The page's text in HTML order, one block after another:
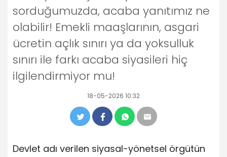
sorduğumuzda, acaba yanıtımız ne
olabilir! Emekli maaşlarının, asgari
ücretin açlık sınırı ya da yoksulluk
sınırı ile farkı acaba siyasileri hiç
ilgilendirmiyor mu!
18-05-2026 10:32
Devlet adı verilen siyasal-yönetsel örgütün